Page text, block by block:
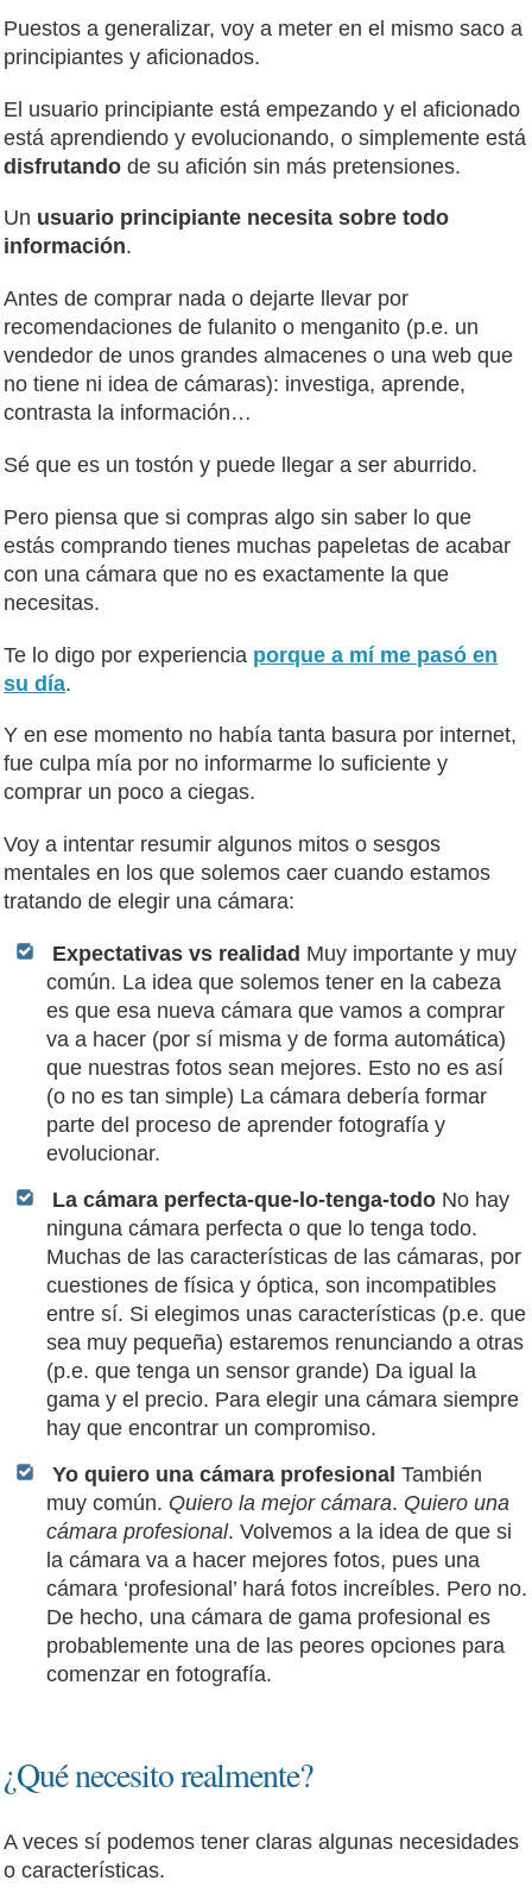
Puestos a generalizar, voy a meter en el mismo saco a
principiantes y aficionados.
El usuario principiante está empezando y el aficionado
está aprendiendo y evolucionando, o simplemente está
disfrutando de su afición sin más pretensiones.
Un usuario principiante necesita sobre todo
información.
Antes de comprar nada o dejarte llevar por
recomendaciones de fulanito o menganito (p.e. un
vendedor de unos grandes almacenes o una web que
no tiene ni idea de cámaras): investiga, aprende,
contrasta la información…
Sé que es un tostón y puede llegar a ser aburrido.
Pero piensa que si compras algo sin saber lo que
estás comprando tienes muchas papeletas de acabar
con una cámara que no es exactamente la que
necesitas.
Te lo digo por experiencia porque a mí me pasó en
su día.
Y en ese momento no había tanta basura por internet,
fue culpa mía por no informarme lo suficiente y
comprar un poco a ciegas.
Voy a intentar resumir algunos mitos o sesgos
mentales en los que solemos caer cuando estamos
tratando de elegir una cámara:
Expectativas vs realidad Muy importante y muy
común. La idea que solemos tener en la cabeza
es que esa nueva cámara que vamos a comprar
va a hacer (por sí misma y de forma automática)
que nuestras fotos sean mejores. Esto no es así
(o no es tan simple) La cámara debería formar
parte del proceso de aprender fotografía y
evolucionar.
La cámara perfecta-que-lo-tenga-todo No hay
ninguna cámara perfecta o que lo tenga todo.
Muchas de las características de las cámaras, por
cuestiones de física y óptica, son incompatibles
entre sí. Si elegimos unas características (p.e. que
sea muy pequeña) estaremos renunciando a otras
(p.e. que tenga un sensor grande) Da igual la
gama y el precio. Para elegir una cámara siempre
hay que encontrar un compromiso.
Yo quiero una cámara profesional También
muy común. Quiero la mejor cámara. Quiero una
cámara profesional. Volvemos a la idea de que si
la cámara va a hacer mejores fotos, pues una
cámara ‘profesional’ hará fotos increíbles. Pero no.
De hecho, una cámara de gama profesional es
probablemente una de las peores opciones para
comenzar en fotografía.
¿Qué necesito realmente?
A veces sí podemos tener claras algunas necesidades
o características.